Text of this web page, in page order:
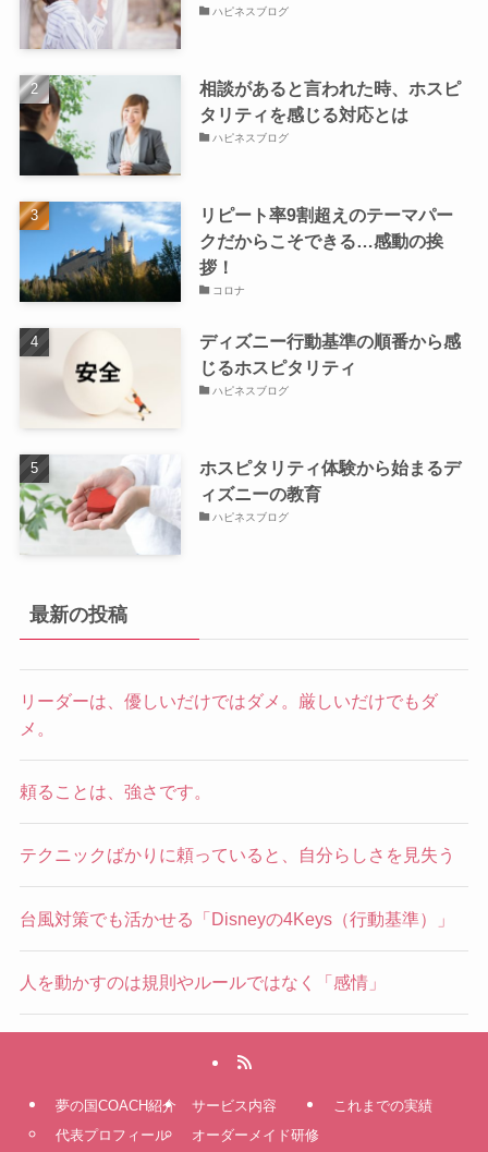
ハピネスブログ
相談があると言われた時、ホスピ
タリティを感じる対応とは
ハピネスブログ
リピート率9割超えのテーマパー
クだからこそできる…感動の挨
拶！
コロナ
ディズニー行動基準の順番から感
じるホスピタリティ
ハピネスブログ
ホスピタリティ体験から始まるデ
ィズニーの教育
ハピネスブログ
最新の投稿
リーダーは、優しいだけではダメ。厳しいだけでもダ
メ。
頼ることは、強さです。
テクニックばかりに頼っていると、自分らしさを見失う
台風対策でも活かせる「Disneyの4Keys（行動基準）」
人を動かすのは規則やルールではなく「感情」
夢の国COACH紹介
代表プロフィール
サービス内容
オーダーメイド研修
これまでの実績